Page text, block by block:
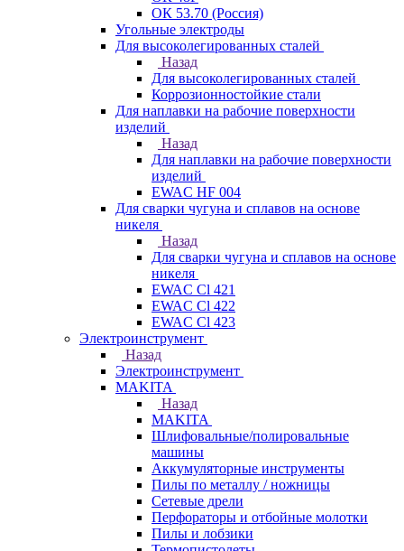
ОК 53.70 (Россия)
Угольные электроды
Для высоколегированных сталей
Назад
Для высоколегированных сталей
Коррозионностойкие стали
Для наплавки на рабочие поверхности
изделий
Назад
Для наплавки на рабочие поверхности
изделий
EWAC HF 004
Для сварки чугуна и сплавов на основе
никеля
Назад
Для сварки чугуна и сплавов на основе
никеля
EWAC Cl 421
EWAC Cl 422
EWAC Cl 423
Электроинструмент
Назад
Электроинструмент
МAKITA
Назад
МAKITA
Шлифовальные/полировальные
машины
Аккумуляторные инструменты
Пилы по металлу / ножницы
Сетевые дрели
Перфораторы и отбойные молотки
Пилы и лобзики